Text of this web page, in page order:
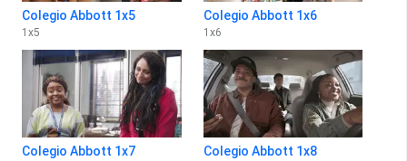
Colegio Abbott 1x5
1 x5
Colegio Abbott 1x6
1 x6
Colegio Abbott 1x7 Colegio Abbott 1x8